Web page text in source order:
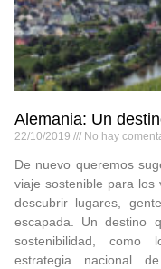
Alemania: Un
22/10/2019 No hay
De nuevo queremos
viaje sostenible para los
descubrir lugares,
escapada. Un destino
sostenibilidad,
estrategia nacional